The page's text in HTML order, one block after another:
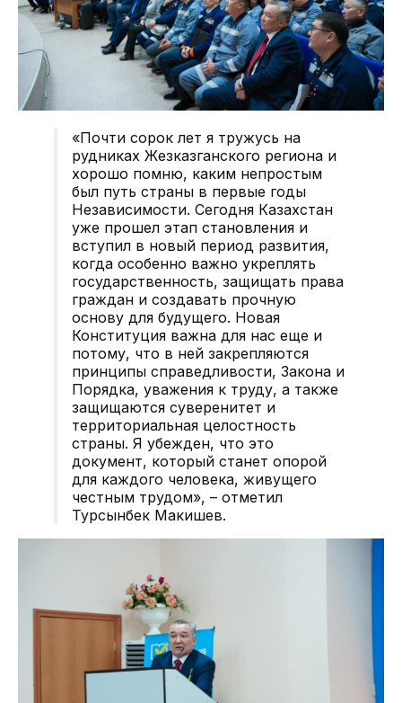
«Почти сорок лет я тружусь на
рудниках Жезказганского региона и
хорошо помню, каким непростым
был путь страны в первые годы
Независимости. Сегодня Казахстан
уже прошел этап становления и
вступил в новый период развития,
когда особенно важно укреплять
государственность, защищать права
граждан и создавать прочную
основу для будущего. Новая
Конституция важна для нас еще и
потому, что в ней закрепляются
принципы справедливости, Закона и
Порядка, уважения к труду, а также
защищаются суверенитет и
территориальная целостность
страны. Я убежден, что это
документ, который станет опорой
для каждого человека, живущего
честным трудом», – отметил
Турсынбек Макишев.